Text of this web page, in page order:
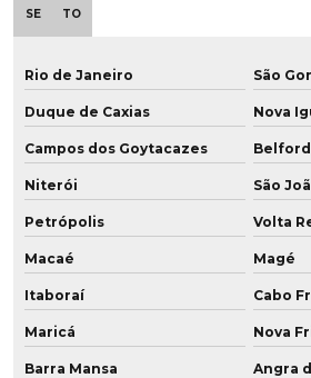
Empresa revestimento de poliuretano
Empresa de roda de grafeno para
Empresa de roda vulkollan para
Empresa de rodas em poliuretano
Empresa de roldana em poliuretano
Empresa de roldana em pu baixa
Empresas de poliuretano
Fábrica de buchas de poliuretano
SE TO
Rio de Janeiro São
Duque de Caxias Nova
Campos dos Goytacazes Belford
Niterói São
Petrópolis Volta
Macaé Magé
Itaboraí Cabo
Maricá Nova
Barra Mansa Angra